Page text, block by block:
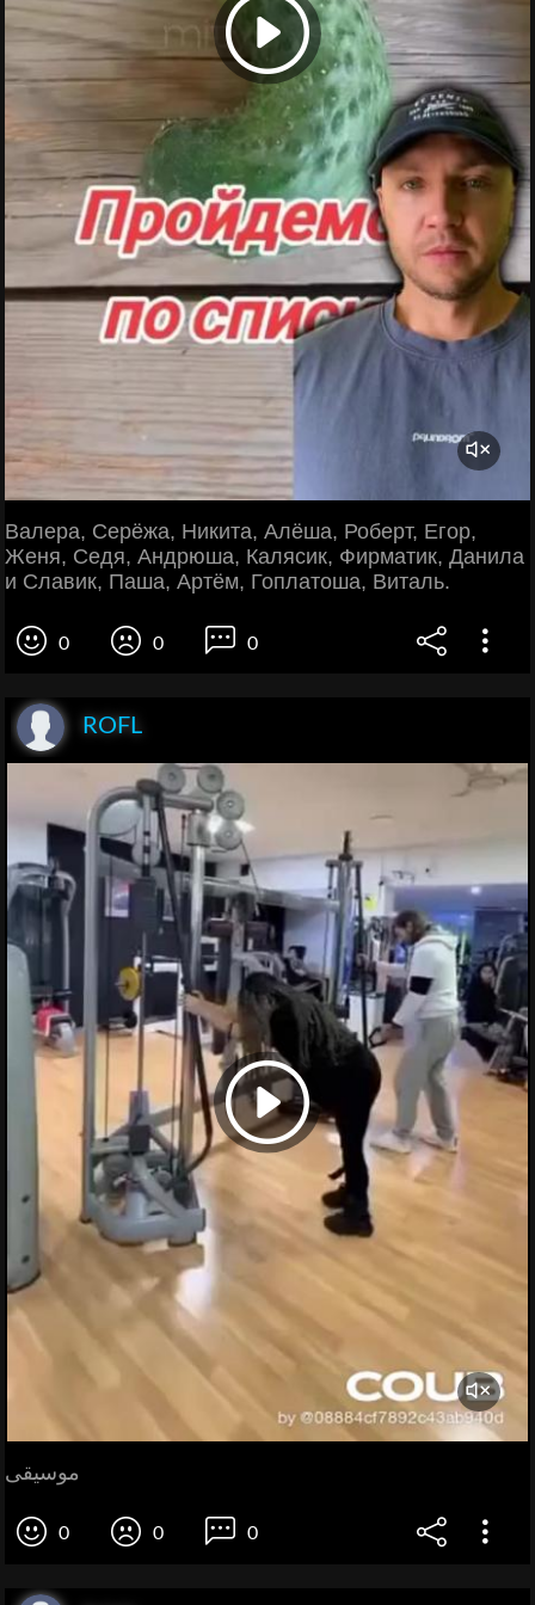
Валера, Серёжа, Никита, Алёша, Роберт, Егор,
Женя, Седя, Андрюша, Калясик, Фирматик, Данила
и Славик, Паша, Артём, Гоплатоша, Виталь.
0 0 0
ROFL
موسیقی
0 0 0